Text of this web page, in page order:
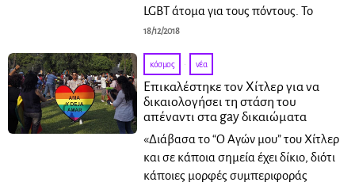
LGBT άτομα για τους πόντους. To
18/12/2018
κόσμος · νέα
Επικαλέστηκε τον Χίτλερ για να
δικαιολογήσει τη στάση του
απέναντι στα gay δικαιώματα
«Διάβασα το “Ο Αγών μου” του Χίτλερ
και σε κάποια σημεία έχει δίκιο, διότι
κάποιες μορφές συμπεριφοράς